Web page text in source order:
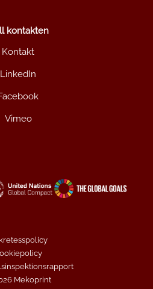
kontakten
Kontakt
LinkedIn
Vimeo
Mekoprint